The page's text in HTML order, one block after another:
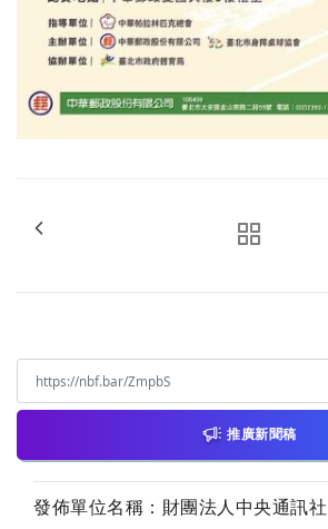
推廣新聞稿
發佈單位名稱：財團法人中央通訊社